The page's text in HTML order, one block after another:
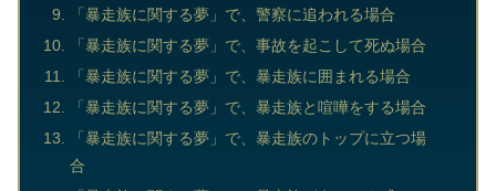
「暴走族に関する夢」で、警察に追われる場合
「暴走族に関する夢」で、事故を起こして死ぬ場合
「暴走族に関する夢」で、暴走族に囲まれる場合
「暴走族に関する夢」で、暴走族と喧嘩をする場合
「暴走族に関する夢」で、暴走族のトップに立つ場
合